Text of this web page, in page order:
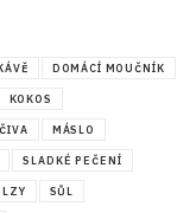
DOMÁCÍ MOUČNÍK
KOKOS
MÁSLO
SLADKÉ PEČENÍ
SŮL